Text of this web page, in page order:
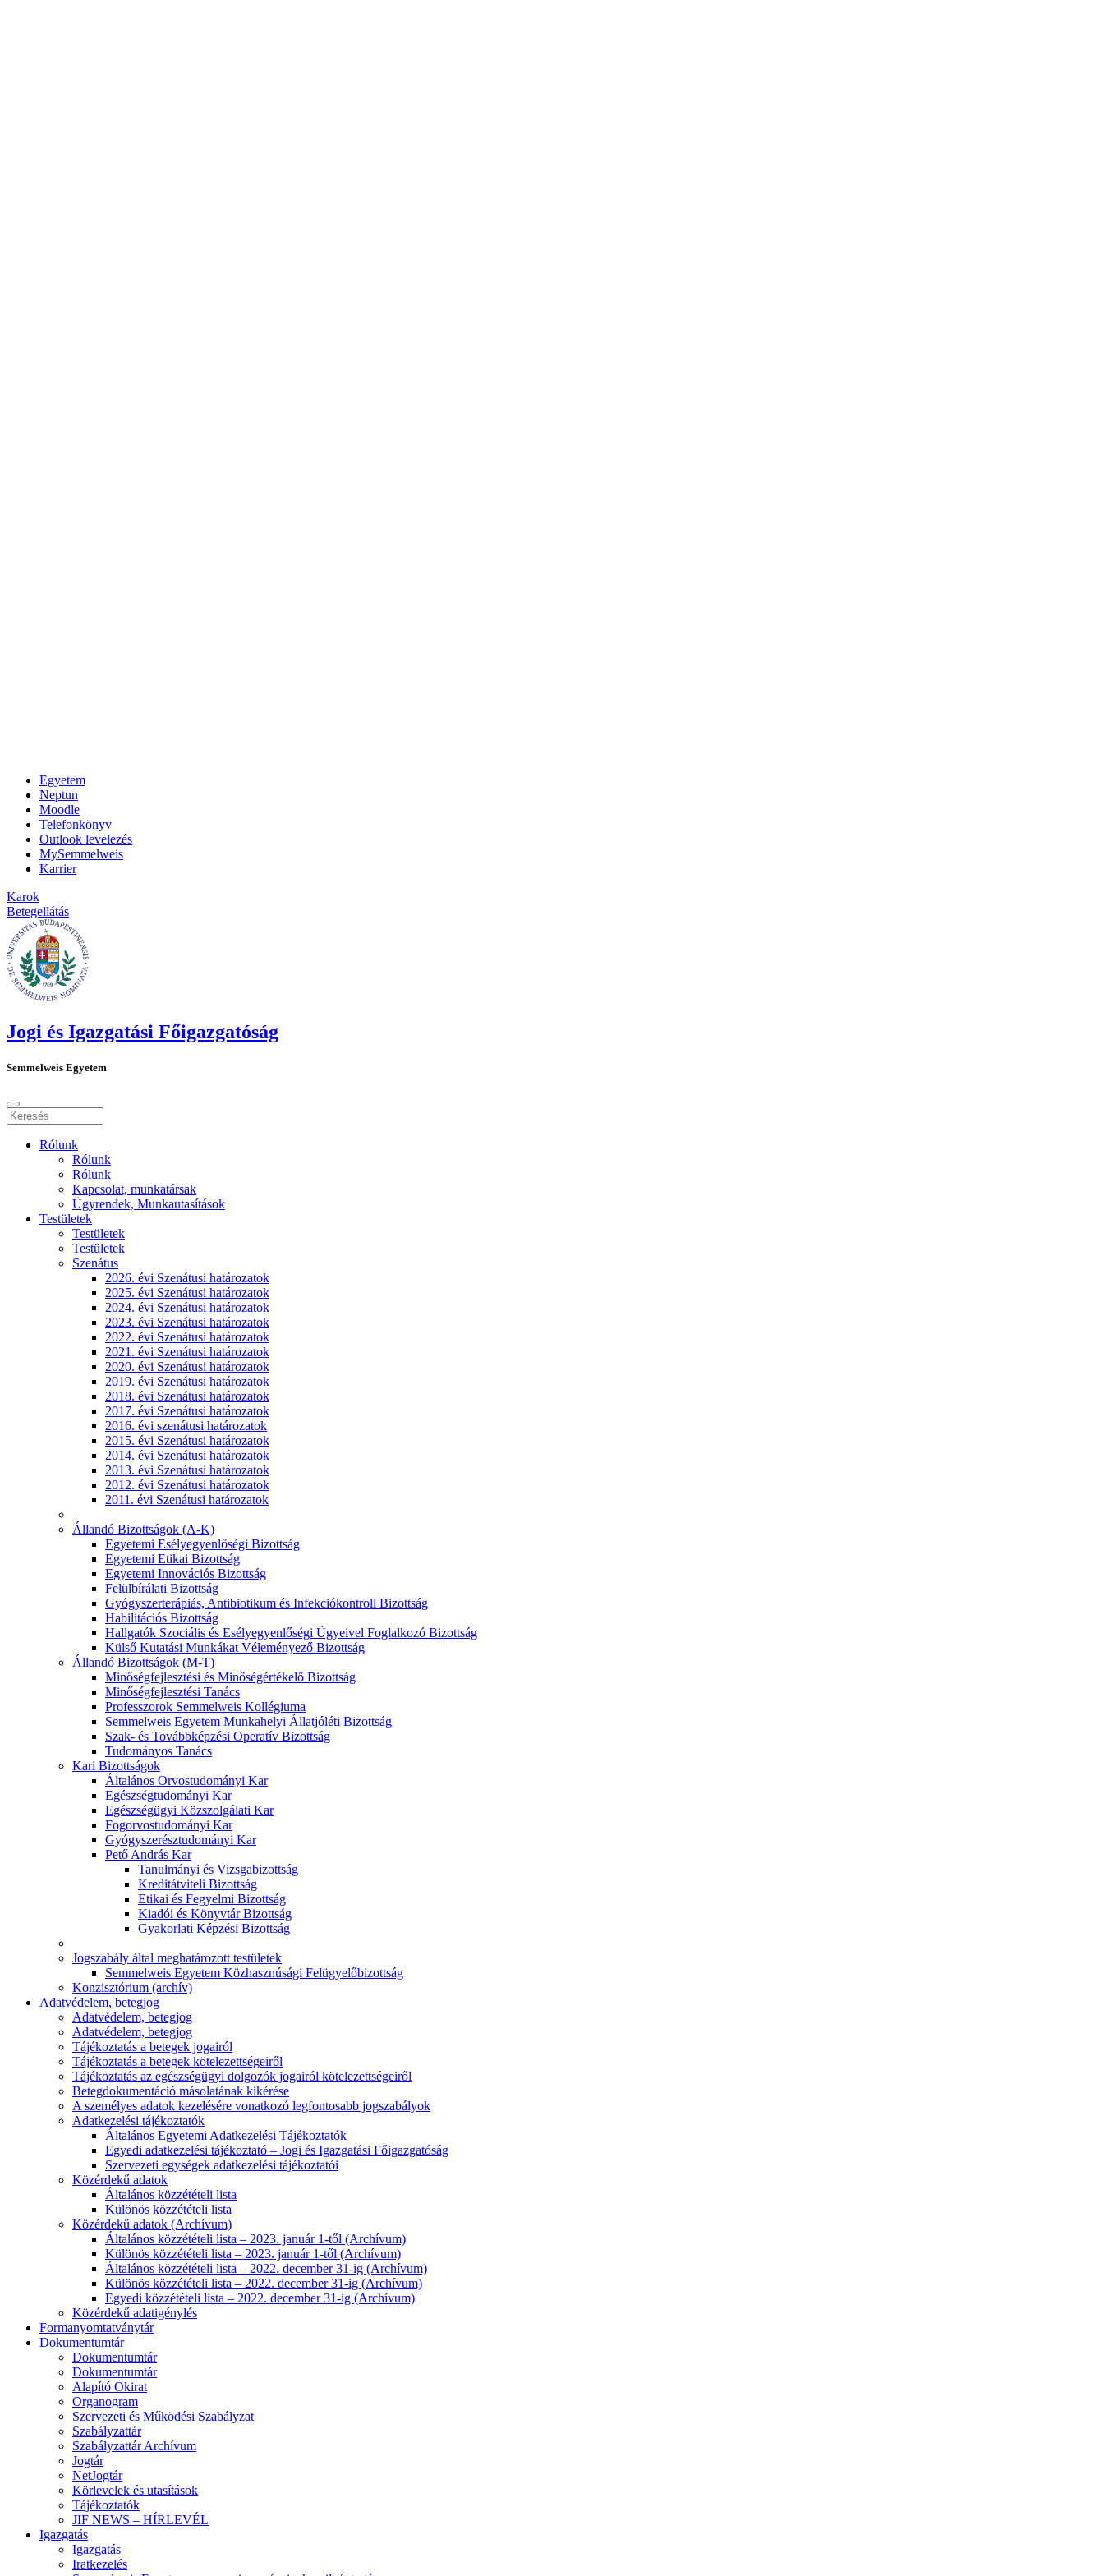
Egyetem
Neptun
Moodle
Telefonkönyv
Outlook levelezés
MySemmelweis
Karrier
Karok
Betegellátás
Jogi és Igazgatási Főigazgatóság
Semmelweis Egyetem
Rólunk
Rólunk
Rólunk
Kapcsolat, munkatársak
Ügyrendek, Munkautasítások
Testületek
Testületek
Testületek
Szenátus
2026. évi Szenátusi határozatok
2025. évi Szenátusi határozatok
2024. évi Szenátusi határozatok
2023. évi Szenátusi határozatok
2022. évi Szenátusi határozatok
2021. évi Szenátusi határozatok
2020. évi Szenátusi határozatok
2019. évi Szenátusi határozatok
2018. évi Szenátusi határozatok
2017. évi Szenátusi határozatok
2016. évi szenátusi határozatok
2015. évi Szenátusi határozatok
2014. évi Szenátusi határozatok
2013. évi Szenátusi határozatok
2012. évi Szenátusi határozatok
2011. évi Szenátusi határozatok
Állandó Bizottságok (A-K)
Egyetemi Esélyegyenlőségi Bizottság
Egyetemi Etikai Bizottság
Egyetemi Innovációs Bizottság
Felülbírálati Bizottság
Gyógyszerterápiás, Antibiotikum és Infekciókontroll Bizottság
Habilitációs Bizottság
Hallgatók Szociális és Esélyegyenlőségi Ügyeivel Foglalkozó Bizottság
Külső Kutatási Munkákat Véleményező Bizottság
Állandó Bizottságok (M-T)
Minőségfejlesztési és Minőségértékelő Bizottság
Minőségfejlesztési Tanács
Professzorok Semmelweis Kollégiuma
Semmelweis Egyetem Munkahelyi Állatjóléti Bizottság
Szak- és Továbbképzési Operatív Bizottság
Tudományos Tanács
Kari Bizottságok
Általános Orvostudományi Kar
Egészségtudományi Kar
Egészségügyi Közszolgálati Kar
Fogorvostudományi Kar
Gyógyszerésztudományi Kar
Pető András Kar
Tanulmányi és Vizsgabizottság
Kreditátviteli Bizottság
Etikai és Fegyelmi Bizottság
Kiadói és Könyvtár Bizottság
Gyakorlati Képzési Bizottság
Jogszabály által meghatározott testületek
Semmelweis Egyetem Közhasznúsági Felügyelőbizottság
Konzisztórium (archív)
Adatvédelem, betegjog
Adatvédelem, betegjog
Adatvédelem, betegjog
Tájékoztatás a betegek jogairól
Tájékoztatás a betegek kötelezettségeiről
Tájékoztatás az egészségügyi dolgozók jogairól kötelezettségeiről
Betegdokumentáció másolatának kikérése
A személyes adatok kezelésére vonatkozó legfontosabb jogszabályok
Adatkezelési tájékoztatók
Általános Egyetemi Adatkezelési Tájékoztatók
Egyedi adatkezelési tájékoztató – Jogi és Igazgatási Főigazgatóság
Szervezeti egységek adatkezelési tájékoztatói
Közérdekű adatok
Általános közzétételi lista
Különös közzétételi lista
Közérdekű adatok (Archívum)
Általános közzétételi lista – 2023. január 1-től (Archívum)
Különös közzétételi lista – 2023. január 1-től (Archívum)
Általános közzétételi lista – 2022. december 31-ig (Archívum)
Különös közzétételi lista – 2022. december 31-ig (Archívum)
Egyedi közzétételi lista – 2022. december 31-ig (Archívum)
Közérdekű adatigénylés
Formanyomtatványtár
Dokumentumtár
Dokumentumtár
Dokumentumtár
Alapító Okirat
Organogram
Szervezeti és Működési Szabályzat
Szabályzattár
Szabályzattár Archívum
Jogtár
NetJogtár
Körlevelek és utasítások
Tájékoztatók
JIF NEWS – HÍRLEVÉL
Igazgatás
Igazgatás
Iratkezelés